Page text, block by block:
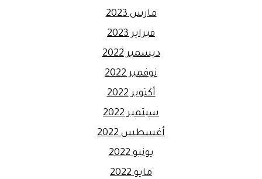
مارس 2023
فبراير 2023
ديسمبر 2022
نوفمبر 2022
أكتوبر 2022
سبتمبر 2022
أغسطس 2022
يونيو 2022
مايو 2022